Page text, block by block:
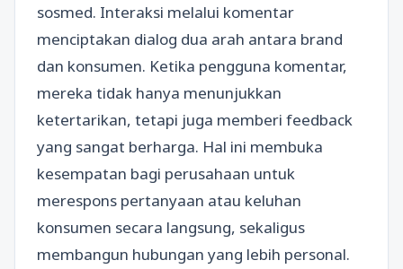
sosmed. Interaksi melalui komentar
menciptakan dialog dua arah antara brand
dan konsumen. Ketika pengguna komentar,
mereka tidak hanya menunjukkan
ketertarikan, tetapi juga memberi feedback
yang sangat berharga. Hal ini membuka
kesempatan bagi perusahaan untuk
merespons pertanyaan atau keluhan
konsumen secara langsung, sekaligus
membangun hubungan yang lebih personal.